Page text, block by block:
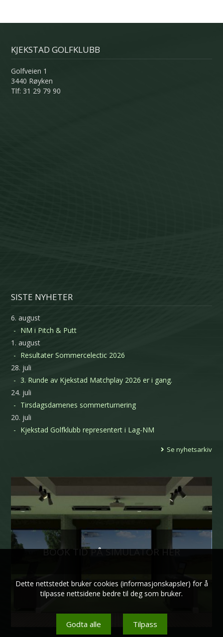
KJEKSTAD GOLFKLUBB
Golfveien 1
3440 Røyken
Tlf: 31 29 79 90
SISTE NYHETER
6. august
NM i Pitch & Putt
1. august
Resultater Sommercelectic 2026
28. juli
3. Runde av Kjekstad Matchplay 2026 er i gang.
24. juli
Tirsdagsdamenes sommerturnering
20. juli
Kjekstad Golfklubb representert i Lag-NM
Se nyhetsarkiv
BOOK TID PÅ SIMULATOR HER
Dette nettstedet bruker cookies (informasjonskapsler) for å
tilpasse nettsidene bedre til deg som bruker.
Godta alle Tilpass